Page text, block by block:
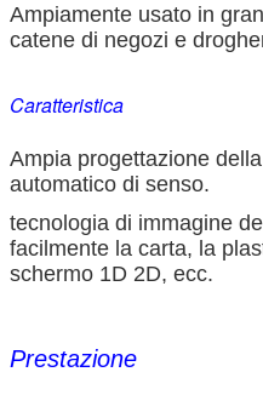
Ampiamente usato in
catene di negozi e
Caratteristica
Ampia progettazione
automatico di senso.
tecnologia di immagine
facilmente la carta, la
schermo 1D 2D, ecc.
Prestazione